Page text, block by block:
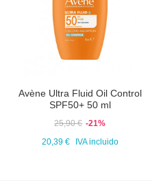
Avène Ultra Fluid Oil Control
SPF50+ 50 ml
25,90 € -21%
20,39 €
IVA incluido